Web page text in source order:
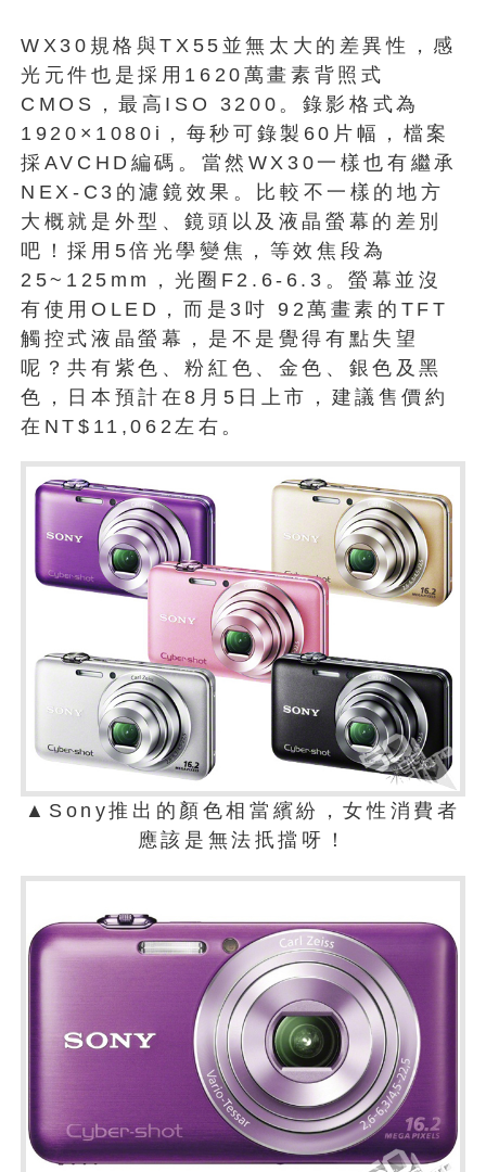
WX30規格與TX55並無太大的差異性，感
光元件也是採用1620萬畫素背照式
CMOS，最高ISO 3200。錄影格式為
1920×1080i，每秒可錄製60片幅，檔案
採AVCHD編碼。當然WX30一樣也有繼承
NEX-C3的濾鏡效果。比較不一樣的地方
大概就是外型、鏡頭以及液晶螢幕的差別
吧！採用5倍光學變焦，等效焦段為
25~125mm，光圈F2.6-6.3。螢幕並沒
有使用OLED，而是3吋 92萬畫素的TFT
觸控式液晶螢幕，是不是覺得有點失望
呢？共有紫色、粉紅色、金色、銀色及黑
色，日本預計在8月5日上市，建議售價約
在NT$11,062左右。
▲Sony推出的顏色相當繽紛，女性消費者
應該是無法扺擋呀！